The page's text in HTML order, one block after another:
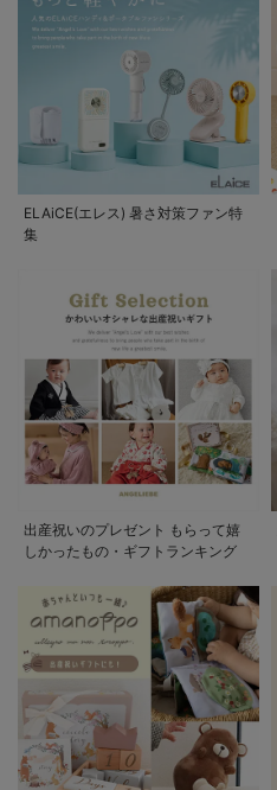
ELAiCE(エレス) 暑さ対策ファン特
集
出産祝いのプレゼント もらって嬉
しかったもの・ギフトランキング